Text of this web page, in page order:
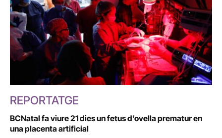
REPORTATGE
BCNatal fa viure 21 dies un fetus d’ovella prematur en
una placenta artificial